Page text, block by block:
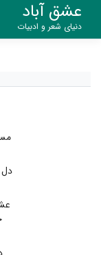
عشق آباد
دنیای شعر و ادبیات